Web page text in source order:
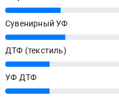
25%
Сувенирный УФ
27%
ДТФ (текстиль)
20%
УФ ДТФ
20%